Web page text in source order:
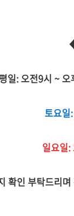
평일: 오전9시 ~
토요일
일요일:
확인 부탁드리